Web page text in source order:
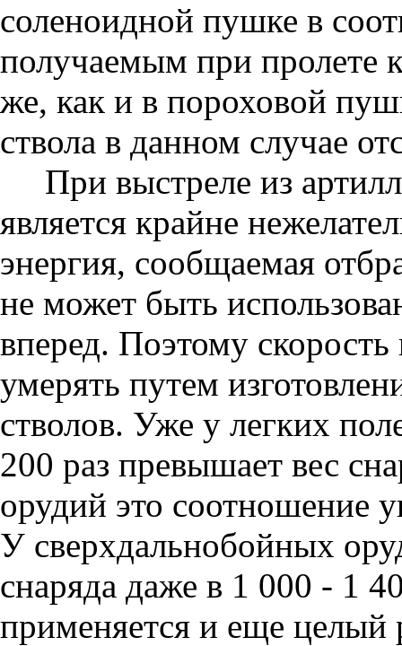
соленоидной пушке в
получаемым при пролете
же, как и в пороховой
ствола в данном случае
При выстреле из
является крайне
энергия, сообщаемая
не может быть
вперед. Поэтому
умерять путем
стволов. Уже у легких
200 раз превышает вес
орудий это соотношение
У сверхдальнобойных
снаряда даже в 1 000 - 1
применяется и еще